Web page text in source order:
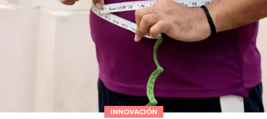
INNOVACIÓN